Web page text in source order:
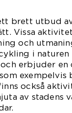
brett utbud
Vissa
och
i
erbjuder en
också
av stadens